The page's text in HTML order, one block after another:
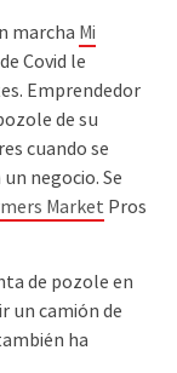
marcha Mi
Covid le
Emprendedor
de su
cuando se
negocio. Se
Market Pros
de pozole en
un camión de
ha